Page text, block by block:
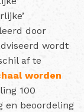
door
wordt
af te
worden
100
en beoordeling